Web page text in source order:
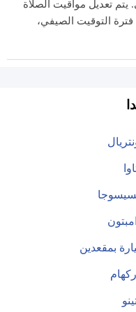
يتم تعديل مواقيت الصلاة
فترة التوقيت الصيفي،
بمقعدين